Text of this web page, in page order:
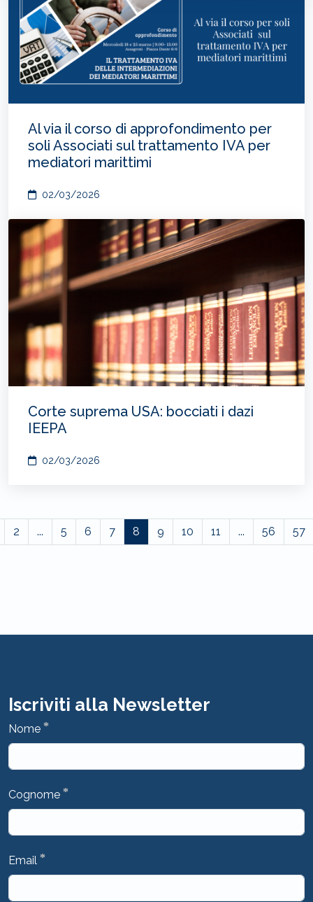
Al via il corso di approfondimento per
soli Associati sul trattamento IVA per
mediatori marittimi
02/03/2026
Corte suprema USA: bocciati i dazi
IEEPA
02/03/2026
2 ... 5 6 7 8 9 10 11 ... 56 57
Iscriviti alla Newsletter
Nome *
Cognome *
Email *